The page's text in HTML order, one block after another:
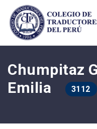
Chumpitaz
Emilia
3112